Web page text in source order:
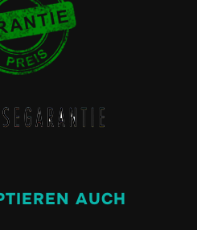
AUCH